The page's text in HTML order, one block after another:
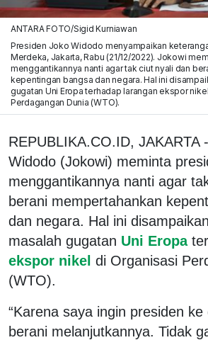
ANTARA FOTO/Sigid Kurniawan
Presiden Joko Widodo menyampaikan
Merdeka, Jakarta, Rabu (21/12/2022). Jokowi
menggantikannya nanti agar tak ciut nyali dan
kepentingan bangsa dan negara. Hal ini
gugatan Uni Eropa terhadap larangan ekspor
Perdagangan Dunia (WTO).
REPUBLIKA.CO.ID, JAKARTA
Widodo (Jokowi) meminta
menggantikannya nanti agar
berani mempertahankan
dan negara. Hal ini
masalah gugatan Uni Eropa
ekspor nikel di Organisasi
(WTO).
“Karena saya ingin presiden ke
berani melanjutkannya. Tidak